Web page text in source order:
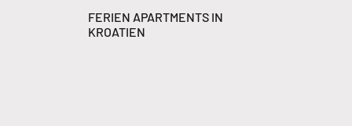
FERIEN APARTMENTS IN
KROATIEN